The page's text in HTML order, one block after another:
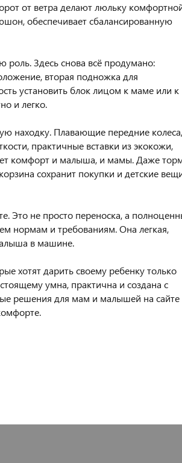
от ветра делают люльку
обеспечивает сбалансированную
роль. Здесь снова всё продумано:
вторая подножка для
установить блок лицом к маме или к
и легко.
находку. Плавающие передние колеса,
практичные вставки из экокожи,
комфорт и малыша, и мамы. Даже
сохранит покупки и детские
Это не просто переноска, а
нормам и требованиям. Она легкая,
в машине.
хотят дарить своему ребенку только
умна, практична и создана с
решения для мам и малышей на сайте